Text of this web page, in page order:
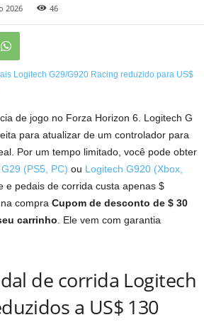
2026 46
de jogo no Forza Horizon 6. Logitech G
para atualizar de um controlador para
Por um tempo limitado, você pode obter
(PS5, PC) ou Logitech G920 (Xbox,
e pedais de corrida custa apenas $
compra Cupom de desconto de $ 30
carrinho . Ele vem com garantia
de corrida Logitech
a US$ 130